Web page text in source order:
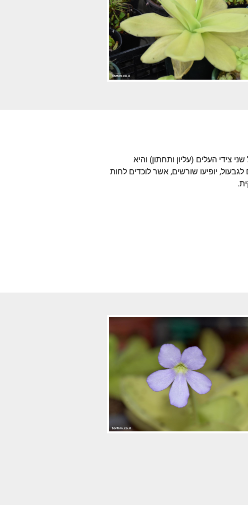
צידי העלים (עליון ותחתון) והיא
יופיעו שורשים, אשר לוכדים לחות